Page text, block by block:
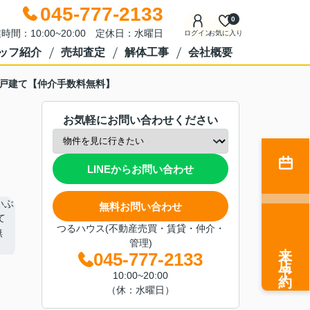
045-777-2133
間：10:00~20:00 定休日：水曜日 ログインお気に入り
0
フ紹介 売却査定 解体工事 会社概要
建て【仲介手数料無料】
お気軽にお問い合わせください
LINEからお問い合わせ
無料お問い合わせ
つるハウス(不動産売買・賃貸・仲介・
管理)
045-777-2133
10:00~20:00
（休：水曜日）
来店予約